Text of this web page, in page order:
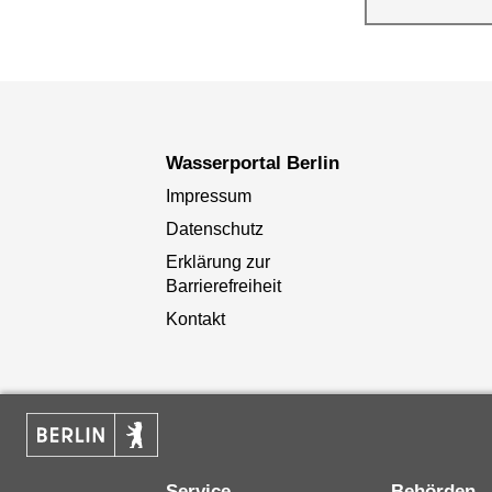
Wasserportal Berlin
Impressum
Datenschutz
Erklärung zur
Barrierefreiheit
Kontakt